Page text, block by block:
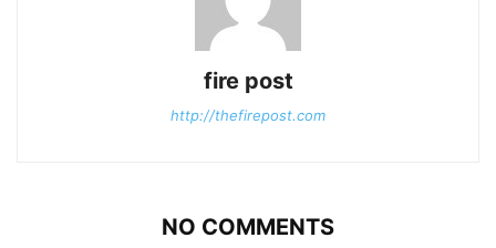
fire post
http://thefirepost.com
NO COMMENTS